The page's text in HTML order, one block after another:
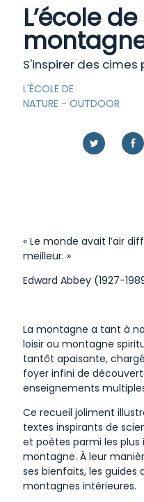
L’école
S'inspirer des cimes
L'ÉCOLE DE
NATURE - OUTDOOR
« Le monde avait l’air
meilleur. »
Edward Abbey (1927-
La montagne a tant à
loisir ou montagne
tantôt apaisante,
foyer infini de
enseignements
Ce recueil joliment
textes inspirants de
et poètes parmi les plus
montagne. À leur
ses bienfaits, les guides
montagnes intérieures.